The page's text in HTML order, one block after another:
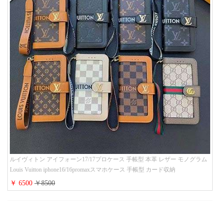
ルイヴィトン アイフォーン17/17プロケース 手帳型 本革 レザー モノグラム
Louis Vuitton iphone16/16promaxスマホケース 手帳型 カード収納
iphone15/14/13ケース ビジネス風 GUCCI galaxy s26/s25/s24ケース 手帳型 大
人 可愛い
￥ 6500￥8500